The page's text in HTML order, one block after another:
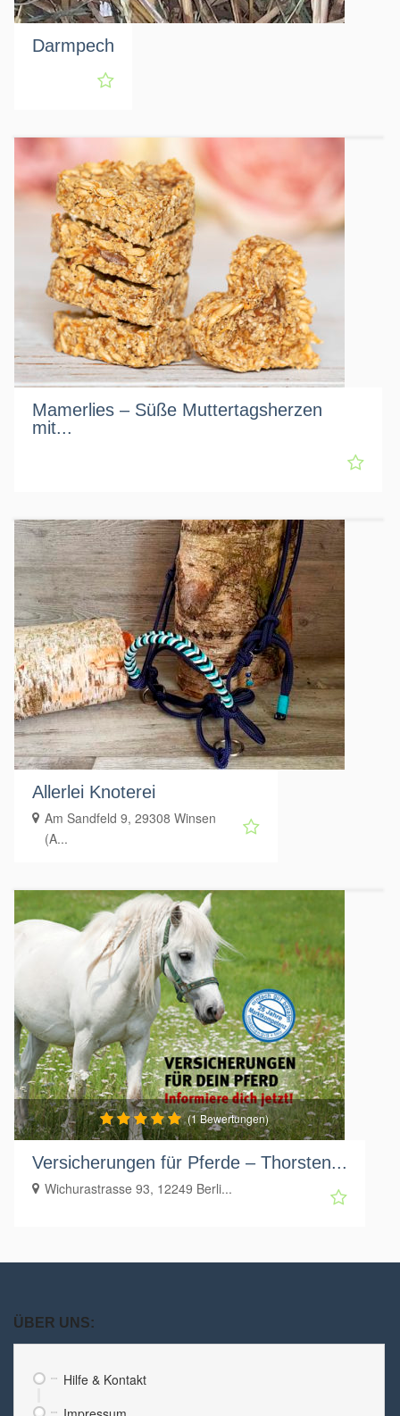
Darmpech
Mamerlies – Süße Muttertagsherzen
mit...
Allerlei Knoterei
Am Sandfeld 9, 29308 Winsen
(A...
(1 Bewertungen)
Versicherungen für Pferde – Thorsten...
Wichurastrasse 93, 12249 Berli...
ÜBER UNS:
Hilfe & Kontakt